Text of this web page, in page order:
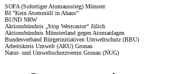
SOFA (Sofortiger Atomausstieg) Münster
BI "Kein Atommüll in Ahaus"
BUND NRW
Aktionsbündnis „Stop Westcastor“ Jülich
Aktionsbündnis Münsterland gegen Atomanlagen
Bundesverband Bürgerinitiativen Umweltschutz (BBU)
Arbeitskreis Umwelt (AKU) Gronau
Natur- und Umweltschutzverein Gronau (NUG)